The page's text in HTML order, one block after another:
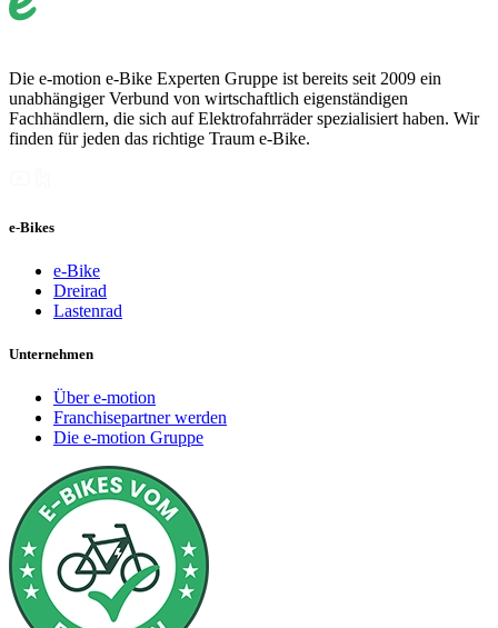
Die e-motion e-Bike Experten Gruppe ist bereits seit 2009 ein
unabhängiger Verbund von wirtschaftlich eigenständigen
Fachhändlern, die sich auf Elektrofahrräder spezialisiert haben. Wir
finden für jeden das richtige Traum e-Bike.
e-Bikes
e-Bike
Dreirad
Lastenrad
Unternehmen
Über e-motion
Franchisepartner werden
Die e-motion Gruppe